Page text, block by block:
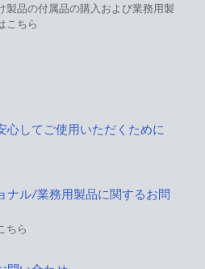
製品の付属品の購入および業務用製
こちら
心してご使用いただくために
ナル/業務用製品に関するお問
ちら